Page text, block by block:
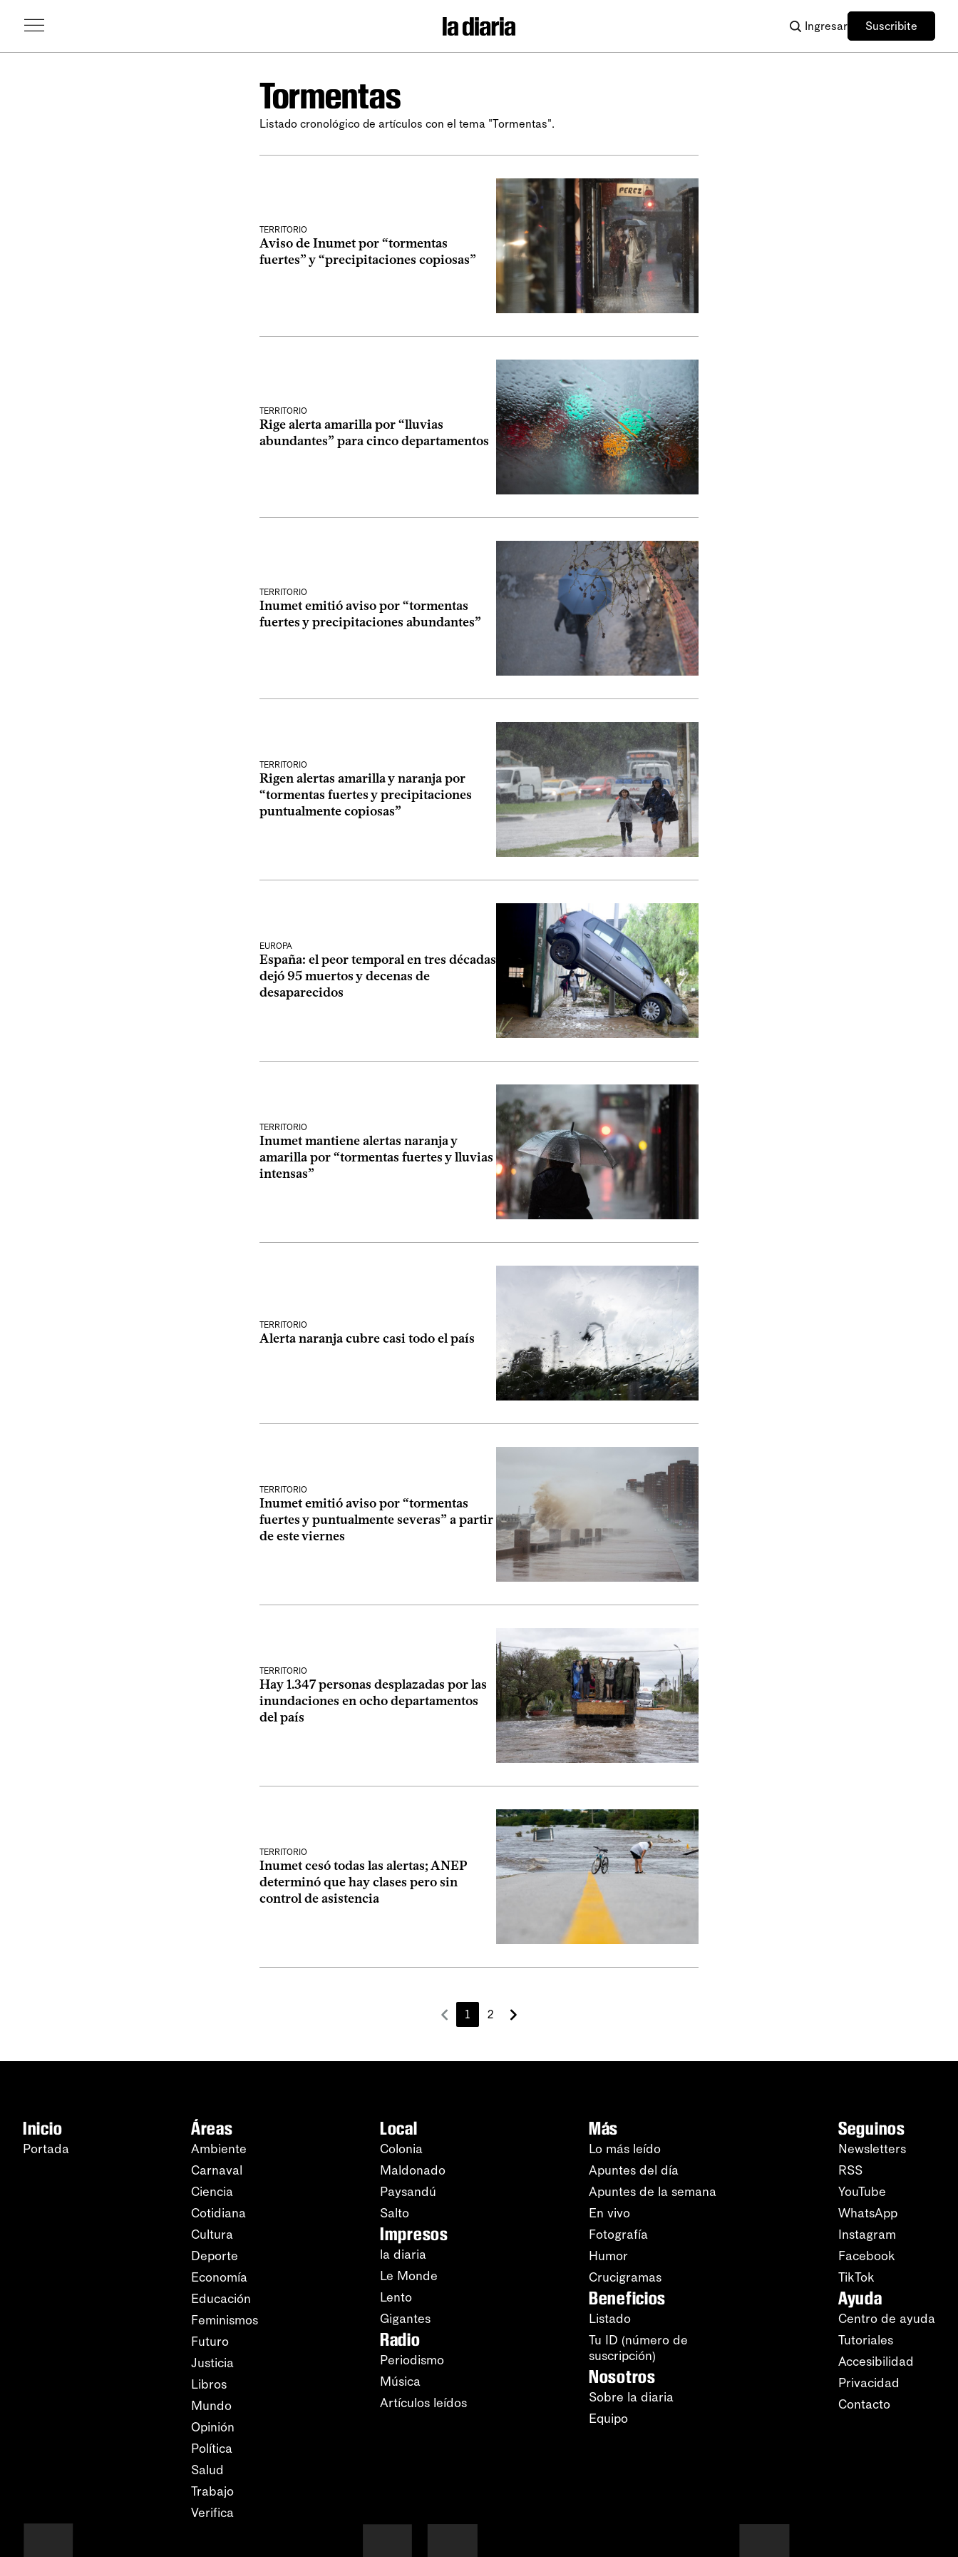
Ingresar Suscribite
Tormentas
Listado cronológico de artículos con el tema "Tormentas".
TERRITORIO
Aviso de Inumet por “tormentas
fuertes” y “precipitaciones copiosas”
TERRITORIO
Rige alerta amarilla por “lluvias
abundantes” para cinco departamentos
TERRITORIO
Inumet emitió aviso por “tormentas
fuertes y precipitaciones abundantes”
TERRITORIO
Rigen alertas amarilla y naranja por
“tormentas fuertes y precipitaciones
puntualmente copiosas”
EUROPA
España: el peor temporal en tres décadas
dejó 95 muertos y decenas de
desaparecidos
TERRITORIO
Inumet mantiene alertas naranja y
amarilla por “tormentas fuertes y lluvias
intensas”
TERRITORIO
Alerta naranja cubre casi todo el país
TERRITORIO
Inumet emitió aviso por “tormentas
fuertes y puntualmente severas” a partir
de este viernes
TERRITORIO
Hay 1.347 personas desplazadas por las
inundaciones en ocho departamentos
del país
TERRITORIO
Inumet cesó todas las alertas; ANEP
determinó que hay clases pero sin
control de asistencia
1 2
Inicio
Portada
Áreas
Ambiente
Carnaval
Ciencia
Cotidiana
Cultura
Deporte
Economía
Educación
Feminismos
Futuro
Justicia
Libros
Mundo
Opinión
Política
Salud
Trabajo
Verifica
Local
Colonia
Maldonado
Paysandú
Salto
Impresos
la diaria
Le Monde
Lento
Gigantes
Radio
Periodismo
Música
Artículos leídos
Más
Lo más leído
Apuntes del día
Apuntes de la semana
En vivo
Fotografía
Humor
Crucigramas
Beneficios
Listado
Tu ID (número de
suscripción)
Nosotros
Sobre la diaria
Equipo
Seguinos
Newsletters
RSS
YouTube
WhatsApp
Instagram
Facebook
TikTok
Ayuda
Centro de ayuda
Tutoriales
Accesibilidad
Privacidad
Contacto